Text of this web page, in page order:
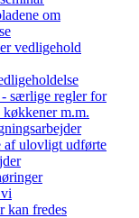
om
vedligehold
særlige regler for
m.m.
af ulovligt udførte
kan fredes